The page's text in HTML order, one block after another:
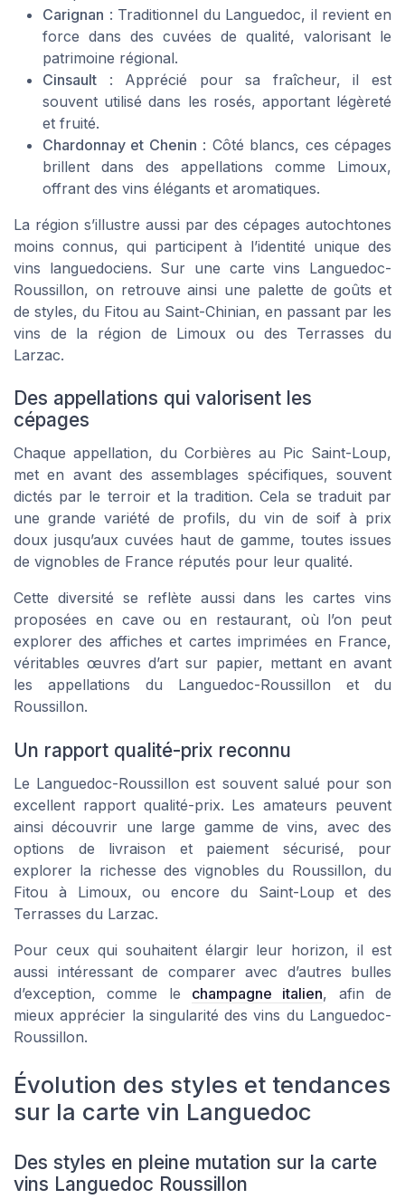
Carignan : Traditionnel du Languedoc, il revient en
force dans des cuvées de qualité, valorisant le
patrimoine régional.
Cinsault : Apprécié pour sa fraîcheur, il est
souvent utilisé dans les rosés, apportant légèreté
et fruité.
Chardonnay et Chenin : Côté blancs, ces cépages
brillent dans des appellations comme Limoux,
offrant des vins élégants et aromatiques.
La région s’illustre aussi par des cépages autochtones
moins connus, qui participent à l’identité unique des
vins languedociens. Sur une carte vins Languedoc-
Roussillon, on retrouve ainsi une palette de goûts et
de styles, du Fitou au Saint-Chinian, en passant par les
vins de la région de Limoux ou des Terrasses du
Larzac.
Des appellations qui valorisent les
cépages
Chaque appellation, du Corbières au Pic Saint-Loup,
met en avant des assemblages spécifiques, souvent
dictés par le terroir et la tradition. Cela se traduit par
une grande variété de profils, du vin de soif à prix
doux jusqu’aux cuvées haut de gamme, toutes issues
de vignobles de France réputés pour leur qualité.
Cette diversité se reflète aussi dans les cartes vins
proposées en cave ou en restaurant, où l’on peut
explorer des affiches et cartes imprimées en France,
véritables œuvres d’art sur papier, mettant en avant
les appellations du Languedoc-Roussillon et du
Roussillon.
Un rapport qualité-prix reconnu
Le Languedoc-Roussillon est souvent salué pour son
excellent rapport qualité-prix. Les amateurs peuvent
ainsi découvrir une large gamme de vins, avec des
options de livraison et paiement sécurisé, pour
explorer la richesse des vignobles du Roussillon, du
Fitou à Limoux, ou encore du Saint-Loup et des
Terrasses du Larzac.
Pour ceux qui souhaitent élargir leur horizon, il est
aussi intéressant de comparer avec d’autres bulles
d’exception, comme le champagne italien, afin de
mieux apprécier la singularité des vins du Languedoc-
Roussillon.
Évolution des styles et tendances
sur la carte vin Languedoc
Des styles en pleine mutation sur la carte
vins Languedoc Roussillon